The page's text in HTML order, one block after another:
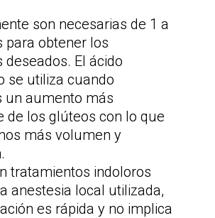
son necesarias de 1 a
para obtener los
deseados. El ácido
se utiliza cuando
un aumento más
de los glúteos con lo que
más volumen y
tratamientos indoloros
anestesia local utilizada,
es rápida y no implica